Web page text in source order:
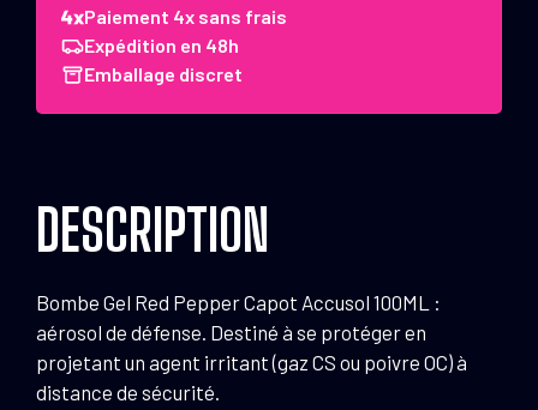
Bombe
Gel
Red
Paiement 4x sans frais
Expédition en 48h
Emballage discret
DESCRIPTION
Bombe Gel Red Pepper Capot Accusol 100ML :
aérosol de défense. Destiné à se protéger en
projetant un agent irritant (gaz CS ou poivre OC) à
distance de sécurité.